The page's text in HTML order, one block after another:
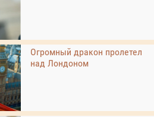
Огромный дракон пролетел
над Лондоном